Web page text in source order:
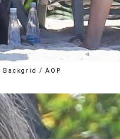
Backgrid / AOP